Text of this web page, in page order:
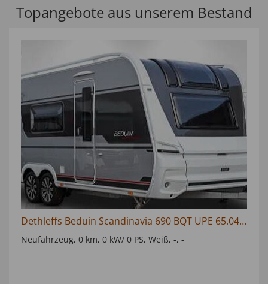
Topangebote aus unserem Bestand
Dethleffs Beduin Scandinavia 690 BQT UPE 65.045€
Neufahrzeug 0 km 0 kW/ 0 PS Weiß - -